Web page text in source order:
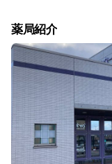
薬局紹介